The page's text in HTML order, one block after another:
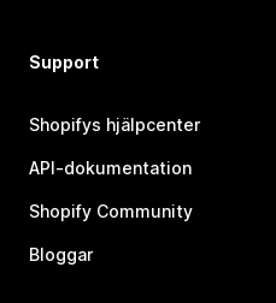
Support
Shopifys hjälpcenter
API-dokumentation
Shopify Community
Bloggar